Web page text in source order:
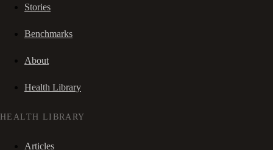
Stories
Benchmarks
About
Health Library
HEALTH LIBRARY
Articles